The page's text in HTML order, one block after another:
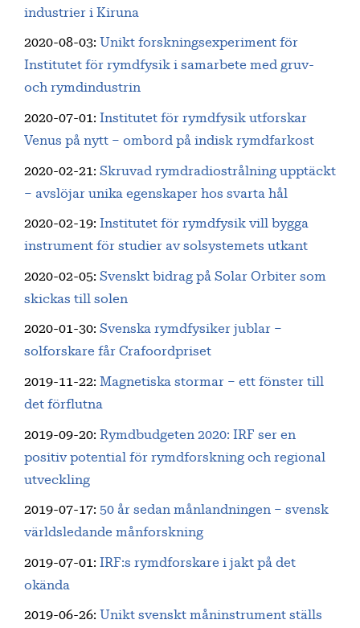
industrier i Kiruna
2020-08-03: Unikt forskningsexperiment för
Institutet för rymdfysik i samarbete med gruv-
och rymdindustrin
2020-07-01 :
Institutet för rymdfysik utforskar
Venus på nytt – ombord på indisk rymdfarkost
2020-02-21 : Skruvad rymdradiostrålning upptäckt
– avslöjar unika egenskaper hos svarta hål
2020-02-19:
Institutet för rymdfysik vill bygga
instrument för studier av solsystemets utkant
2020-02-05: Svenskt bidrag på Solar Orbiter som
skickas till solen
2020-01-30: Svenska rymdfysiker jublar –
solforskare får Crafoordpriset
2019-11-22: Magnetiska stormar – ett fönster till
det förflutna
2019-09-20: Rymdbudgeten 2020: IRF ser en
positiv potential för rymdforskning och regional
utveckling
2019-07-17: 50 år sedan månlandningen – svensk
världsledande månforskning
2019-07-01 :
IRF:s rymdforskare i jakt på det
okända
2019-06-26: Unikt svenskt måninstrument ställs